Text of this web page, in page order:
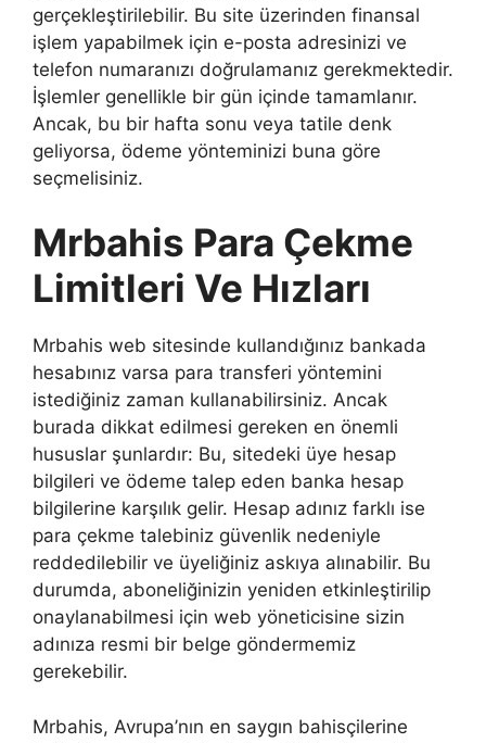
gerçekleştirilebilir. Bu site üzerinden finansal
işlem yapabilmek için e-posta adresinizi ve
telefon numaranızı doğrulamanız gerekmektedir.
İşlemler genellikle bir gün içinde tamamlanır.
Ancak, bu bir hafta sonu veya tatile denk
geliyorsa, ödeme yönteminizi buna göre
seçmelisiniz.
Mrbahis Para Çekme
Limitleri Ve Hızları
Mrbahis web sitesinde kullandığınız bankada
hesabınız varsa para transferi yöntemini
istediğiniz zaman kullanabilirsiniz. Ancak
burada dikkat edilmesi gereken en önemli
hususlar şunlardır: Bu, sitedeki üye hesap
bilgileri ve ödeme talep eden banka hesap
bilgilerine karşılık gelir. Hesap adınız farklı ise
para çekme talebiniz güvenlik nedeniyle
reddedilebilir ve üyeliğiniz askıya alınabilir. Bu
durumda, aboneliğinizin yeniden etkinleştirilip
onaylanabilmesi için web yöneticisine sizin
adınıza resmi bir belge göndermemiz
gerekebilir.
Mrbahis, Avrupa’nın en saygın bahisçilerine